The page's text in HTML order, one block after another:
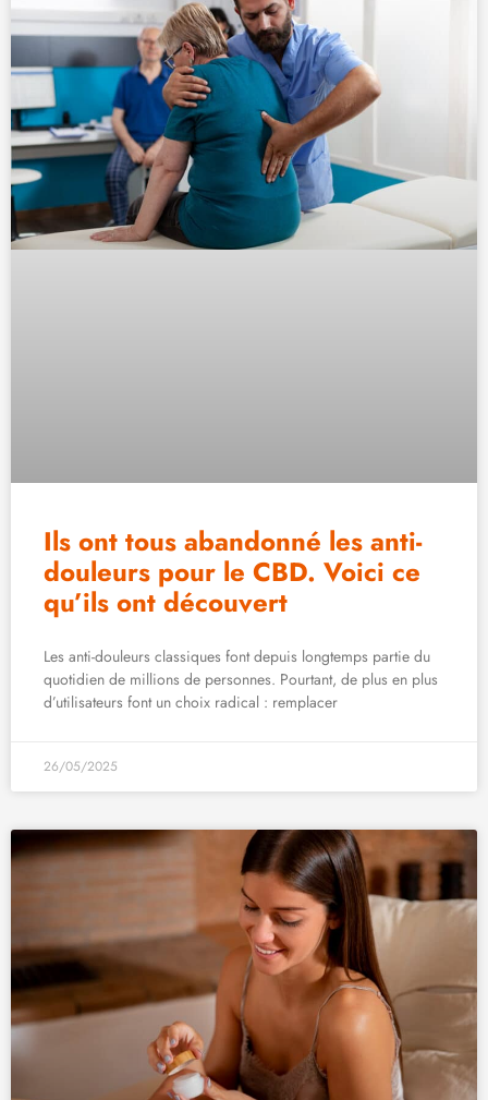
Ils ont tous abandonné les anti-
douleurs pour le CBD. Voici ce
qu’ils ont découvert
Les anti-douleurs classiques font depuis longtemps partie du
quotidien de millions de personnes. Pourtant, de plus en plus
d’utilisateurs font un choix radical : remplacer
26/05/2025